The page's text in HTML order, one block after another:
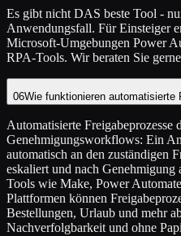
Es gibt nicht DAS beste Tool -
Anwendungsfall. Für Einsteiger
Microsoft-Umgebungen Power
RPA-Tools. Wir beraten Sie
06Wie funktionieren automatisierte
Automatisierte Freigabeprozesse
Genehmigungsworkflows: Ein
automatisch an den zuständigen
eskaliert und nach Genehmigung
Tools wie Make, Power
Plattformen können
Bestellungen, Urlaub und mehr
Nachverfolgbarkeit und ohne